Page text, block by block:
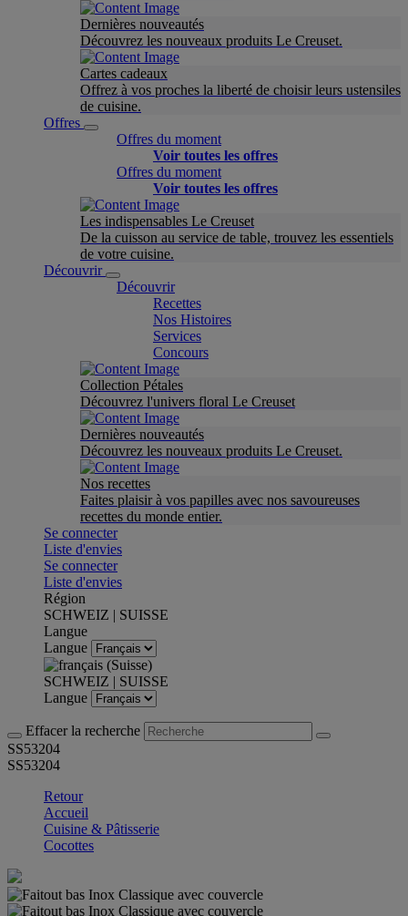
Dernières nouveautés
Découvrez les nouveaux produits Le Creuset.
Cartes cadeaux
Offrez à vos proches la liberté de choisir leurs ustensiles
de cuisine.
Offres
Offres du moment
Voir toutes les offres
Offres du moment
Voir toutes les offres
Les indispensables Le Creuset
De la cuisson au service de table, trouvez les essentiels
de votre cuisine.
Découvrir
Découvrir
Recettes
Nos Histoires
Services
Concours
Collection Pétales
Découvrez l'univers floral Le Creuset
Dernières nouveautés
Découvrez les nouveaux produits Le Creuset.
Nos recettes
Faites plaisir à vos papilles avec nos savoureuses
recettes du monde entier.
Se connecter
Liste d'envies
Se connecter
Liste d'envies
Région
SCHWEIZ | SUISSE
Langue
Langue
SCHWEIZ | SUISSE
Langue
Effacer la recherche
SS53204
SS53204
Retour
Accueil
Cuisine & Pâtisserie
Cocottes